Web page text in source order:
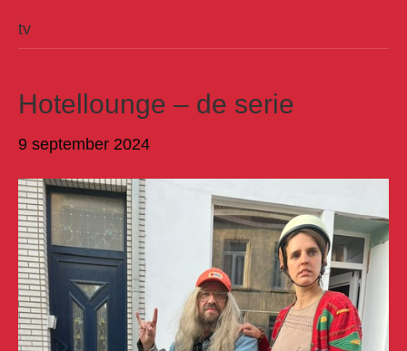
tv
Hotellounge – de serie
9 september 2024